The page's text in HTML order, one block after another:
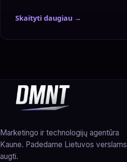
Skaityti daugiau →
pagination
Marketingo ir technologijų agentūra
Kaune. Padedame Lietuvos verslams
augti.